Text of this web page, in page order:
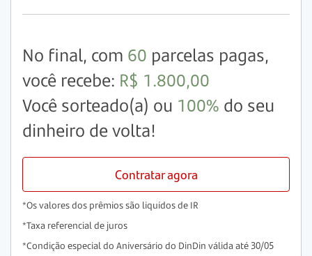
No final, com 60 parcelas pagas,
você recebe: R$ 1.800,00
Você sorteado(a) ou 100% do seu
dinheiro de volta!
Contratar agora
*Os valores dos prêmios são liquídos de IR
*Taxa referencial de juros
*Condição especial do Aniversário do DinDin válida até 30/05